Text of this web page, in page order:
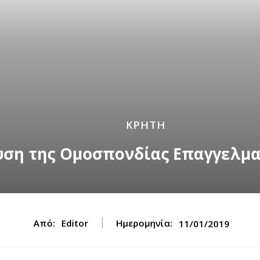
ΚΡΗΤΗ
της Ομοσπονδίας
Από: Editor Ημερομηνία: 11/01/2019